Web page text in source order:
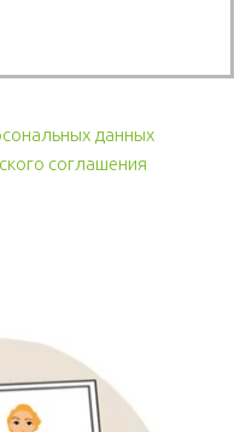
данных
соглашения